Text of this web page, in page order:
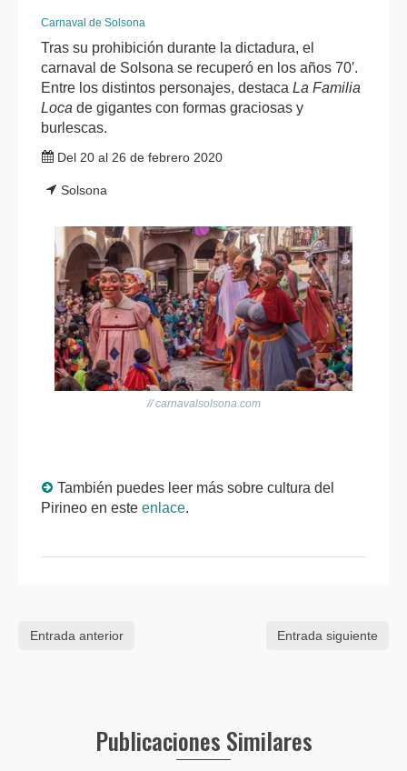
Carnaval de Solsona
Tras su prohibición durante la dictadura, el
carnaval de Solsona se recuperó en los años 70′.
Entre los distintos personajes, destaca La Familia
Loca de gigantes con formas graciosas y
burlescas.
Del 20 al 26 de febrero 2020
Solsona
// carnavalsolsona.com
También puedes leer más sobre cultura del
Pirineo en este enlace.
Entrada anterior Entrada siguiente
Publicaciones Similares